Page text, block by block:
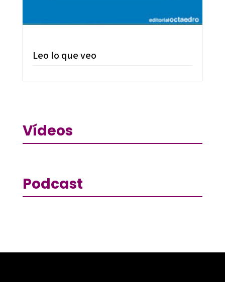
Leo lo que veo
Vídeos
Podcast